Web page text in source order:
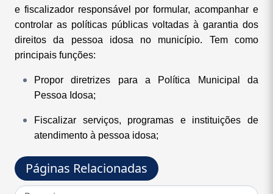
e fiscalizador responsável por formular, acompanhar e
controlar as políticas públicas voltadas à garantia dos
direitos da pessoa idosa no município. Tem como
principais funções:
Propor diretrizes para a Política Municipal da
Pessoa Idosa;
Fiscalizar serviços, programas e instituições de
atendimento à pessoa idosa;
Acompanhar e deliberar sobre a aplicação de
recursos do Fundo Municipal da Pessoa Idosa;
Páginas Relacionadas